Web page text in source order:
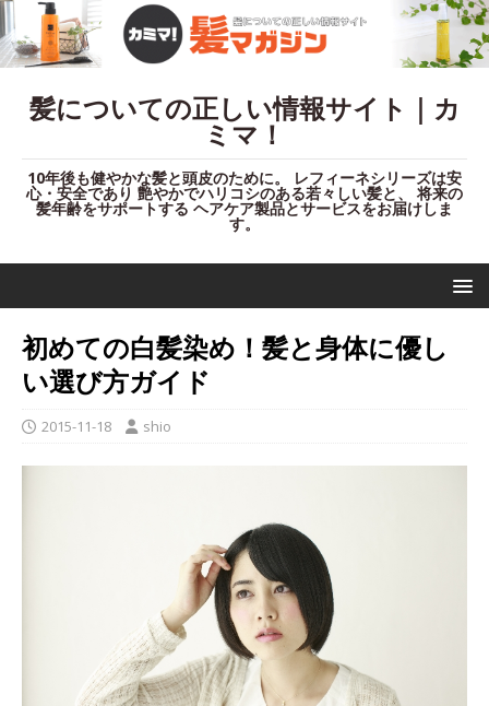
髪についての正しい情報サイト｜カ
ミマ！
10年後も健やかな髪と頭皮のために。 レフィーネシリーズは安
心・安全であり 艶やかでハリコシのある若々しい髪と、 将来の
髪年齢をサポートする ヘアケア製品とサービスをお届けしま
す。
初めての白髪染め！髪と身体に優し
い選び方ガイド
2015-11-18 shio